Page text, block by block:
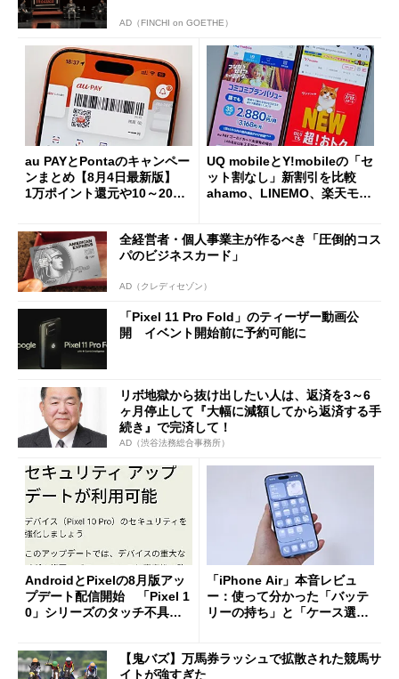
AD（FINCHI on GOETHE）
au PAYとPontaのキャンペー
ンまとめ【8月4日最新版】
1万ポイント還元や10～20％
UQ mobileとY!mobileの「セ
ット割なし」新割引を比較
ahamo、LINEMO、楽天モバ
全経営者・個人事業主が作るべき「圧倒的コス
パのビジネスカード」
AD（クレディセゾン）
「Pixel 11 Pro Fold」のティーザー動画公
開 イベント開始前に予約可能に
リボ地獄から抜け出したい人は、返済を3～6
ヶ月停止して『大幅に減額してから返済する手
続き』で完済して！
AD（渋谷法務総合事務所）
AndroidとPixelの8月版アッ
プデート配信開始 「Pixel 1
0」シリーズのタッチ不具合
「iPhone Air」本音レビュ
ー：使って分かった「バッテ
リーの持ち」と「ケース選
【鬼バズ】万馬券ラッシュで拡散された競馬サ
イトが強すぎた